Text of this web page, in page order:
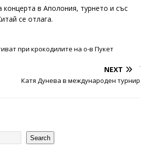
концерта в Аполония, турнето и със
се отлага.
при крокодилите на о-в Пукет
NEXT
Катя Дунева в международен турнир
Search